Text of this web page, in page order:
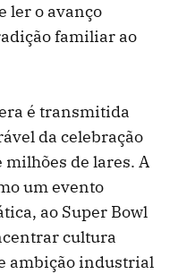
ler o avanço
familiar ao
é transmitida
da celebração
milhões de lares. A
um evento
ao Super Bowl
cultura
ambição industrial